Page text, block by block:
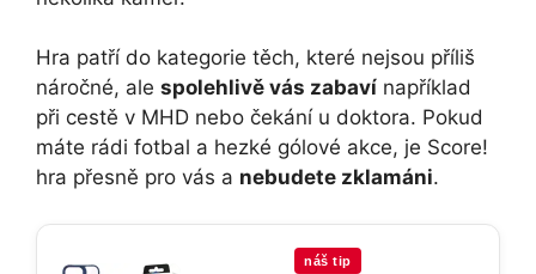
Hra patří do kategorie těch, které nejsou příliš
náročné, ale spolehlivě vás zabaví například
při cestě v MHD nebo čekání u doktora. Pokud
máte rádi fotbal a hezké gólové akce, je Score!
hra přesně pro vás a nebudete zklamáni.
náš tip